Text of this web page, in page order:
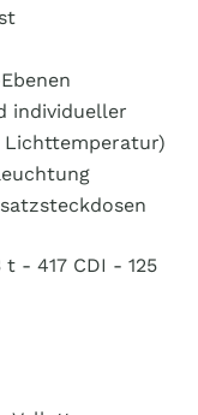
individueller
Lichttemperatur)
- 417 CDI - 125